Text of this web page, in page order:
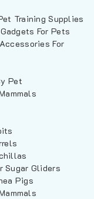
Training Supplies
For Pets
For
Pet
Sugar Gliders
Pigs